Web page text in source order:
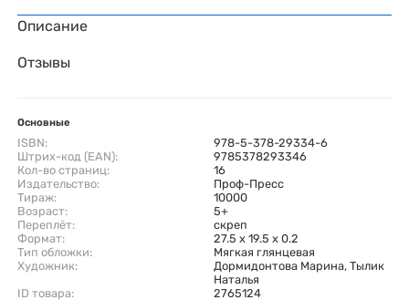
Описание
Отзывы
Основные
ISBN:
978-5-378-29334-6
Штрих-код (EAN):
9785378293346
Кол-во страниц:
16
Издательство:
Проф-Пресс
Тираж:
10000
Возраст:
5+
Переплёт:
скреп
Формат:
27.5 x 19.5 x 0.2
Тип обложки:
Мягкая глянцевая
Художник:
Дормидонтова Марина, Тылик
Наталья
ID товара:
2765124